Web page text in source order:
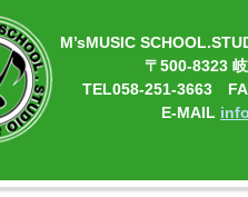
M’sMUSIC
〒500-8323
TEL058-251-3663
E-MAIL